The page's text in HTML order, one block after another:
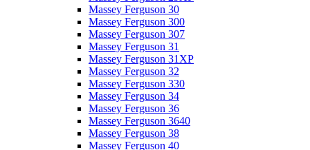
Massey Ferguson 30
Massey Ferguson 300
Massey Ferguson 307
Massey Ferguson 31
Massey Ferguson 31XP
Massey Ferguson 32
Massey Ferguson 330
Massey Ferguson 34
Massey Ferguson 36
Massey Ferguson 3640
Massey Ferguson 38
Massey Ferguson 40